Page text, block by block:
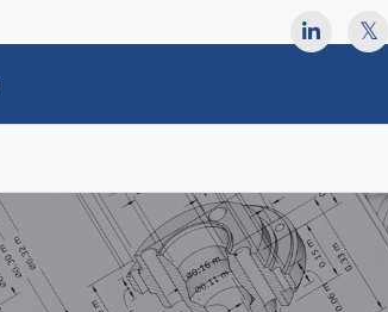
very seriously. Please see our privacy policy